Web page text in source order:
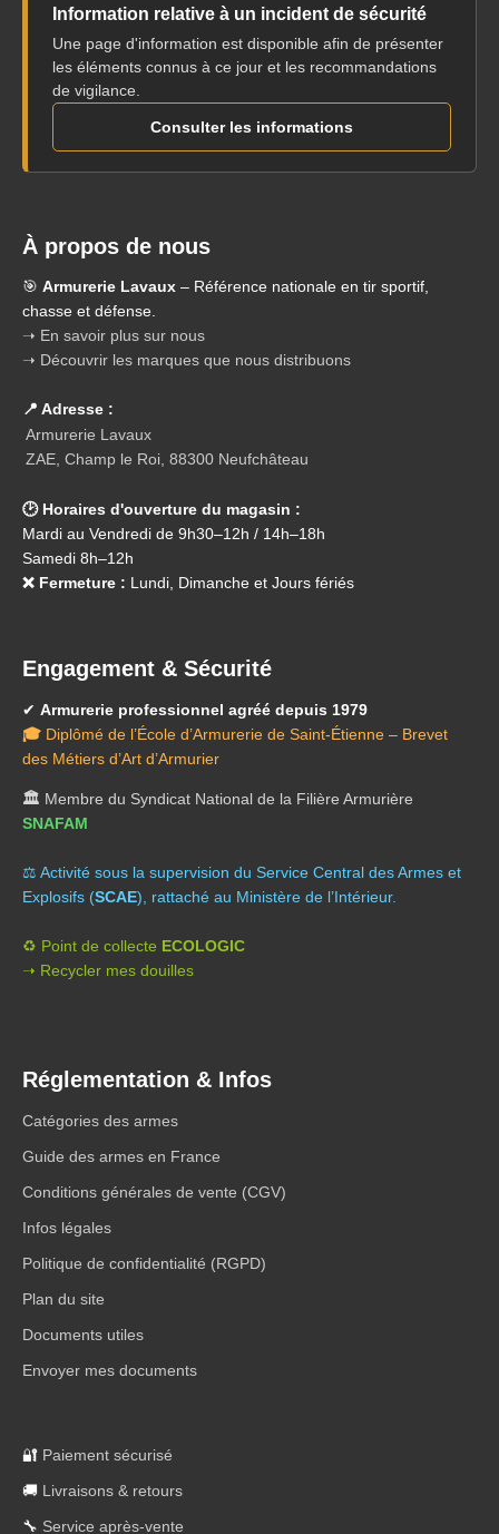
Information relative à un incident de sécurité
Une page d'information est disponible afin de présenter
les éléments connus à ce jour et les recommandations
de vigilance.
Consulter les informations
À propos de nous
🎯 Armurerie Lavaux – Référence nationale en tir sportif,
chasse et défense.
➝ En savoir plus sur nous
➝ Découvrir les marques que nous distribuons
📍 Adresse :
Armurerie Lavaux
ZAE, Champ le Roi, 88300 Neufchâteau
🕑 Horaires d'ouverture du magasin :
Mardi au Vendredi de 9h30–12h / 14h–18h
Samedi 8h–12h
❌ Fermeture : Lundi, Dimanche et Jours fériés
Engagement & Sécurité
✔ Armurerie professionnel agréé depuis 1979
🎓 Diplômé de l’École d’Armurerie de Saint-Étienne – Brevet
des Métiers d’Art d’Armurier
🏛️ Membre du Syndicat National de la Filière Armurière
SNAFAM
⚖️ Activité sous la supervision du Service Central des Armes et
Explosifs (SCAE), rattaché au Ministère de l’Intérieur.
♻️ Point de collecte ECOLOGIC
➝ Recycler mes douilles
Réglementation & Infos
Catégories des armes
Guide des armes en France
Conditions générales de vente (CGV)
Infos légales
Politique de confidentialité (RGPD)
Plan du site
Documents utiles
Envoyer mes documents
🔐 Paiement sécurisé
🚚 Livraisons & retours
🔧 Service après-vente